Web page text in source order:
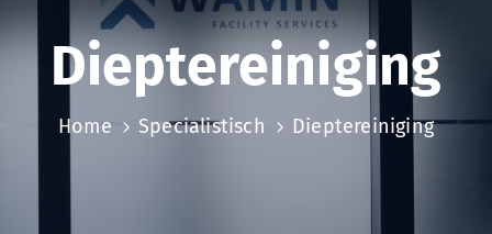
Dieptereiniging
Home Specialistisch Dieptereiniging